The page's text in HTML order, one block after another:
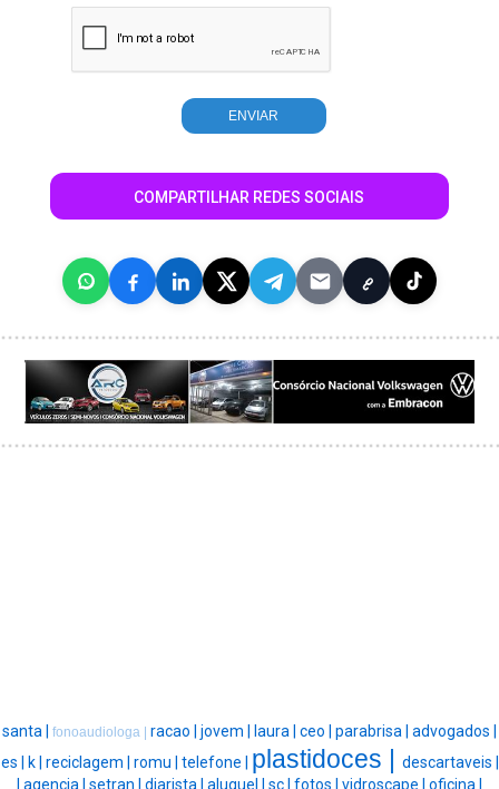
COMPARTILHAR REDES SOCIAIS
santa | fonoaudiologa | racao | jovem | laura | ceo | parabrisa | advogados |
es |
k | reciclagem | romu | telefone | plastidoces | descartaveis |
agencia | setran | diarista | aluguel | sc | fotos | vidroscape | oficina |